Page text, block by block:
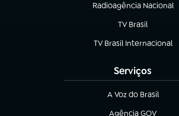
Radioagência Nacional
(abre em nova aba)
TV Brasil
(abre em nova
TV Brasil Internacional
(abre em nova aba)
Serviços
A Voz do Brasil
(abre em nova aba)
Agência GOV